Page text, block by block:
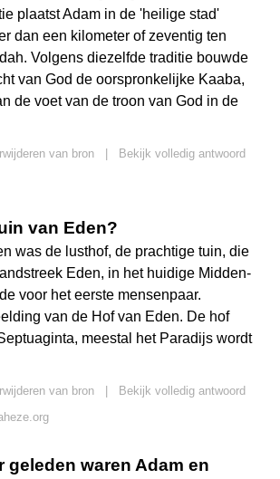
plaatst Adam in de 'heilige stad'
dan een kilometer of zeventig ten
Volgens diezelfde traditie bouwde
van God de oorspronkelijke Kaaba,
de voet van de troon van God in de
van bron
Bekijk volledig antwoord
van Eden?
was de lusthof, de prachtige tuin, die
Eden, in het huidige Midden-
voor het eerste mensenpaar.
van de Hof van Eden. De hof
meestal het Paradijs wordt
van bron
Bekijk volledig antwoord
geleden waren Adam en